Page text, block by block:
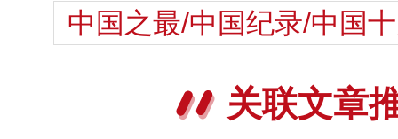
中国之最/中国纪录/中国
关联文章